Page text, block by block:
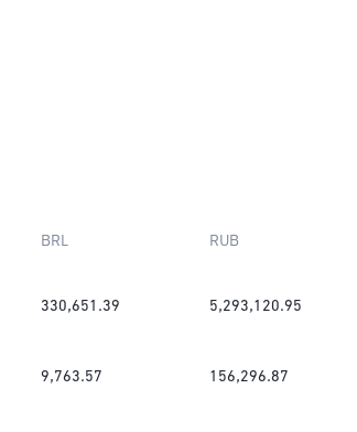
BRL RUB
330,651.39 5,293,120.95
9,763.57 156,296.87